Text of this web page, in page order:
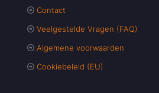
Contact
Veelgestelde Vragen (FAQ)
Algemene voorwaarden
Cookiebeleid (EU)